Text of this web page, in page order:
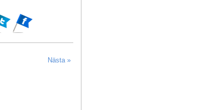
Nästa »